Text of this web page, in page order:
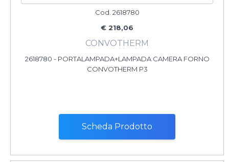
Cod. 2618780
€ 218,06
CONVOTHERM
2618780 - PORTALAMPADA+LAMPADA CAMERA FORNO
CONVOTHERM P3
Scheda Prodotto